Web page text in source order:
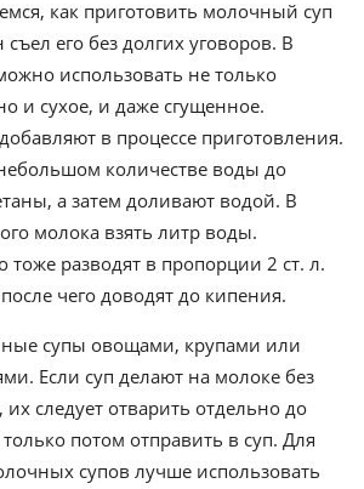
как приготовить молочный суп
его без долгих уговоров. В
использовать не только
и сухое, и даже сгущенное.
в процессе приготовления.
количестве воды до
а затем доливают водой. В
молока взять литр воды.
тоже разводят в пропорции 2 ст. л.
чего доводят до кипения.
супы овощами, крупами или
Если суп делают на молоке без
следует отварить отдельно до
потом отправить в суп. Для
супов лучше использовать